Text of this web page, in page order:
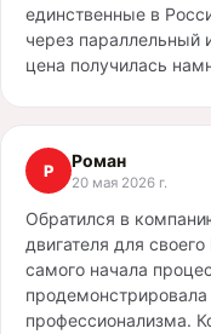
единственные в
через параллельный
цена получилась
Р Роман
20 мая 2026 г.
Обратился в
двигателя для
самого начала
профессионализма.